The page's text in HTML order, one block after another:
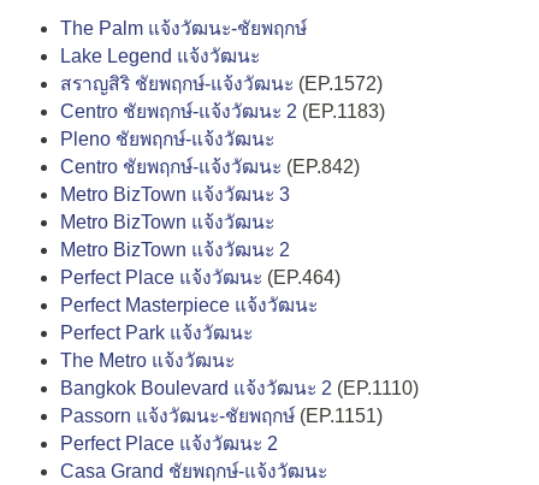
The Palm แจ้งวัฒนะ-ชัยพฤกษ์
Lake Legend แจ้งวัฒนะ
สราญสิริ ชัยพฤกษ์-แจ้งวัฒนะ (EP.1572)
Centro ชัยพฤกษ์-แจ้งวัฒนะ 2 (EP.1183)
Pleno ชัยพฤกษ์-แจ้งวัฒนะ
Centro ชัยพฤกษ์-แจ้งวัฒนะ (EP.842)
Metro BizTown แจ้งวัฒนะ 3
Metro BizTown แจ้งวัฒนะ
Metro BizTown แจ้งวัฒนะ 2
Perfect Place แจ้งวัฒนะ (EP.464)
Perfect Masterpiece แจ้งวัฒนะ
Perfect Park แจ้งวัฒนะ
The Metro แจ้งวัฒนะ
Bangkok Boulevard แจ้งวัฒนะ 2 (EP.1110)
Passorn แจ้งวัฒนะ-ชัยพฤกษ์ (EP.1151)
Perfect Place แจ้งวัฒนะ 2
Casa Grand ชัยพฤกษ์-แจ้งวัฒนะ